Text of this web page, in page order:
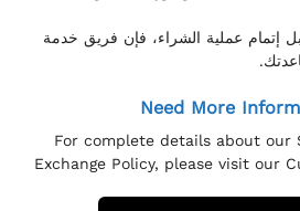
إتمام عملية الشراء، فإن فريق خدمة
Need More
For complete details about our
Exchange Policy, please visit our